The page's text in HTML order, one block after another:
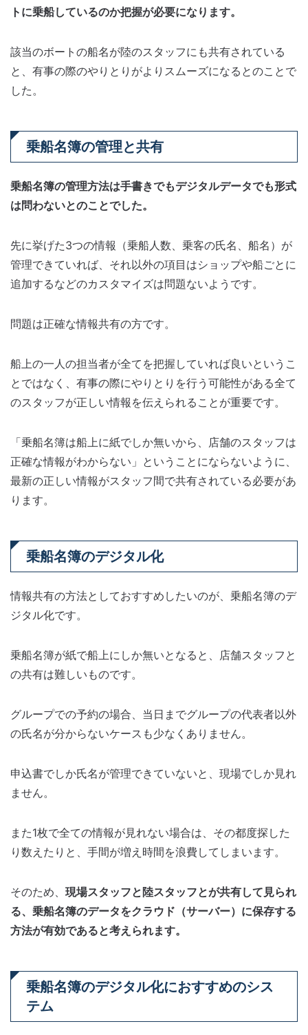
トに乗船しているのか把握が必要になります。
該当のボートの船名が陸のスタッフにも共有されている
と、有事の際のやりとりがよりスムーズになるとのことで
した。
乗船名簿の管理と共有
乗船名簿の管理方法は手書きでもデジタルデータでも形式
は問わないとのことでした。
先に挙げた3つの情報（乗船人数、乗客の氏名、船名）が
管理できていれば、それ以外の項目はショップや船ごとに
追加するなどのカスタマイズは問題ないようです。
問題は正確な情報共有の方です。
船上の一人の担当者が全てを把握していれば良いというこ
とではなく、有事の際にやりとりを行う可能性がある全て
のスタッフが正しい情報を伝えられることが重要です。
「乗船名簿は船上に紙でしか無いから、店舗のスタッフは
正確な情報がわからない」ということにならないように、
最新の正しい情報がスタッフ間で共有されている必要があ
ります。
乗船名簿のデジタル化
情報共有の方法としておすすめしたいのが、乗船名簿のデ
ジタル化です。
乗船名簿が紙で船上にしか無いとなると、店舗スタッフと
の共有は難しいものです。
グループでの予約の場合、当日までグループの代表者以外
の氏名が分からないケースも少なくありません。
申込書でしか氏名が管理できていないと、現場でしか見れ
ません。
また1枚で全ての情報が見れない場合は、その都度探した
り数えたりと、手間が増え時間を浪費してしまいます。
そのため、 現場スタッフと陸スタッフとが共有して見られ
る、乗船名簿のデータをクラウド（サーバー）に保存する
方法が有効であると考えられます。
乗船名簿のデジタル化におすすめのシス
テム